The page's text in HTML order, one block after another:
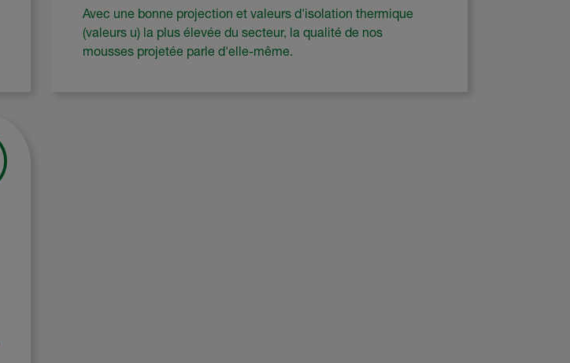
Avec une bonne projection et valeurs d'isolation thermique
(valeurs u) la plus élevée du secteur, la qualité de nos
mousses projetée parle d'elle-même.